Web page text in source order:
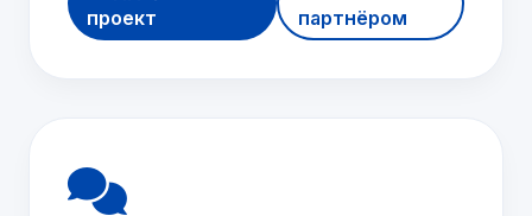
проект
партнёром